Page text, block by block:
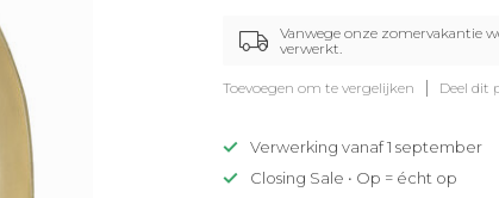
Vanwege onze zomervakantie
verwerkt.
Toevoegen om te vergelijken Deel dit
Verwerking vanaf 1 september
Closing Sale • Op = écht op